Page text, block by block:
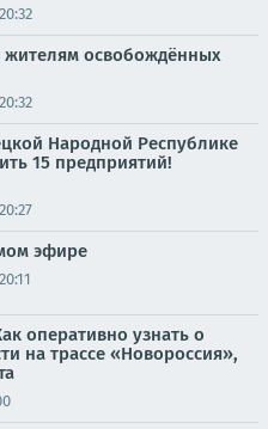
жителям освобождённых
Народной Республике
15 предприятий!
эфире
оперативно узнать о
на трассе «Новороссия»,